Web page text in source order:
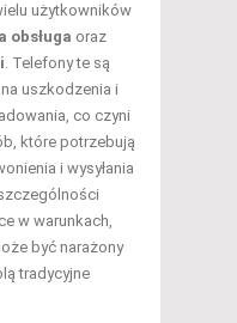
użytkowników
obsługa oraz
. Telefony te są
uszkodzenia i
co czyni
które potrzebują
i wysyłania
w warunkach,
być narażony
tradycyjne